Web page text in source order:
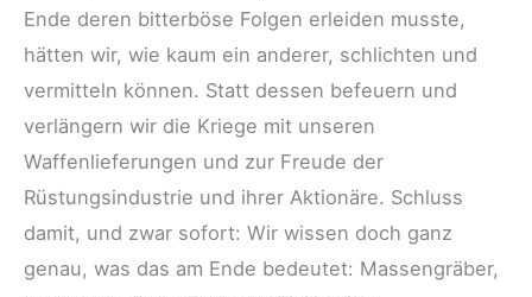
Ende deren bitterböse Folgen erleiden musste,
hätten wir, wie kaum ein anderer, schlichten und
vermitteln können. Statt dessen befeuern und
verlängern wir die Kriege mit unseren
Waffenlieferungen und zur Freude der
Rüstungsindustrie und ihrer Aktionäre. Schluss
damit, und zwar sofort: Wir wissen doch ganz
genau, was das am Ende bedeutet: Massengräber,